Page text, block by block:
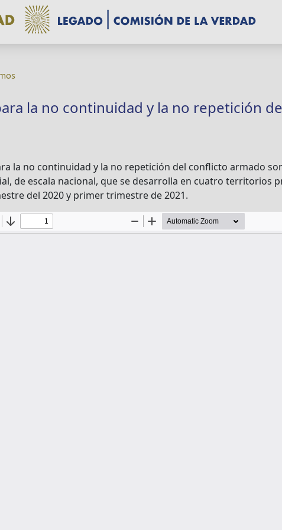
la no continuidad y la no repetición
la no continuidad y la no repetición del conflicto armado
de escala nacional, que se desarrolla en cuatro territorios
del 2020 y primer trimestre de 2021.